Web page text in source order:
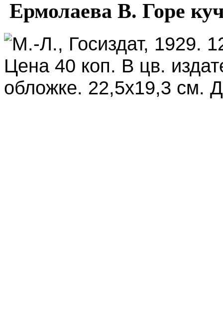
Ермолаева В. Горе
М.-Л., Госиздат, 1929.
Цена 40 коп. В цв.
обложке. 22,5х19,3 см.